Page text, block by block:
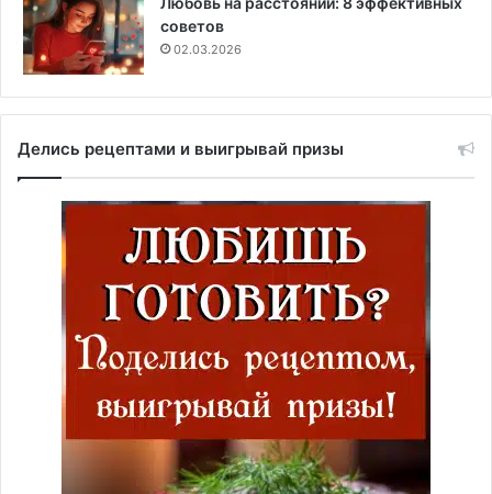
советов
02.03.2026
Делись рецептами и выигрывай призы